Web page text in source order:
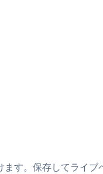
す。保存してライ